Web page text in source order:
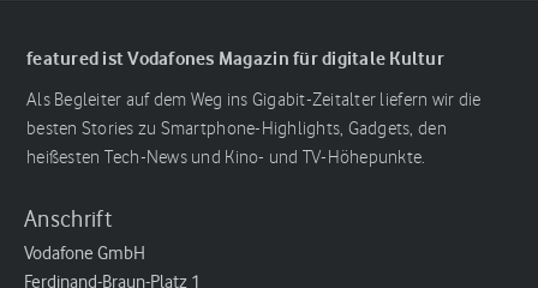
featured ist Vodafones Magazin für digitale Kultur
Als Begleiter auf dem Weg ins Gigabit-Zeitalter liefern wir die
besten Stories zu Smartphone-Highlights, Gadgets, den
heißesten Tech-News und Kino- und TV-Höhepunkte.
Anschrift
Vodafone GmbH
Ferdinand-Braun-Platz 1